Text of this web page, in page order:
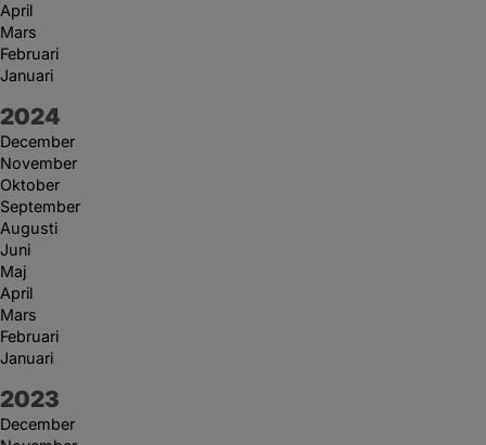
April
Mars
Februari
Januari
År:
2024
December
November
Oktober
September
Augusti
Juni
Maj
April
Mars
Februari
Januari
År:
2023
December